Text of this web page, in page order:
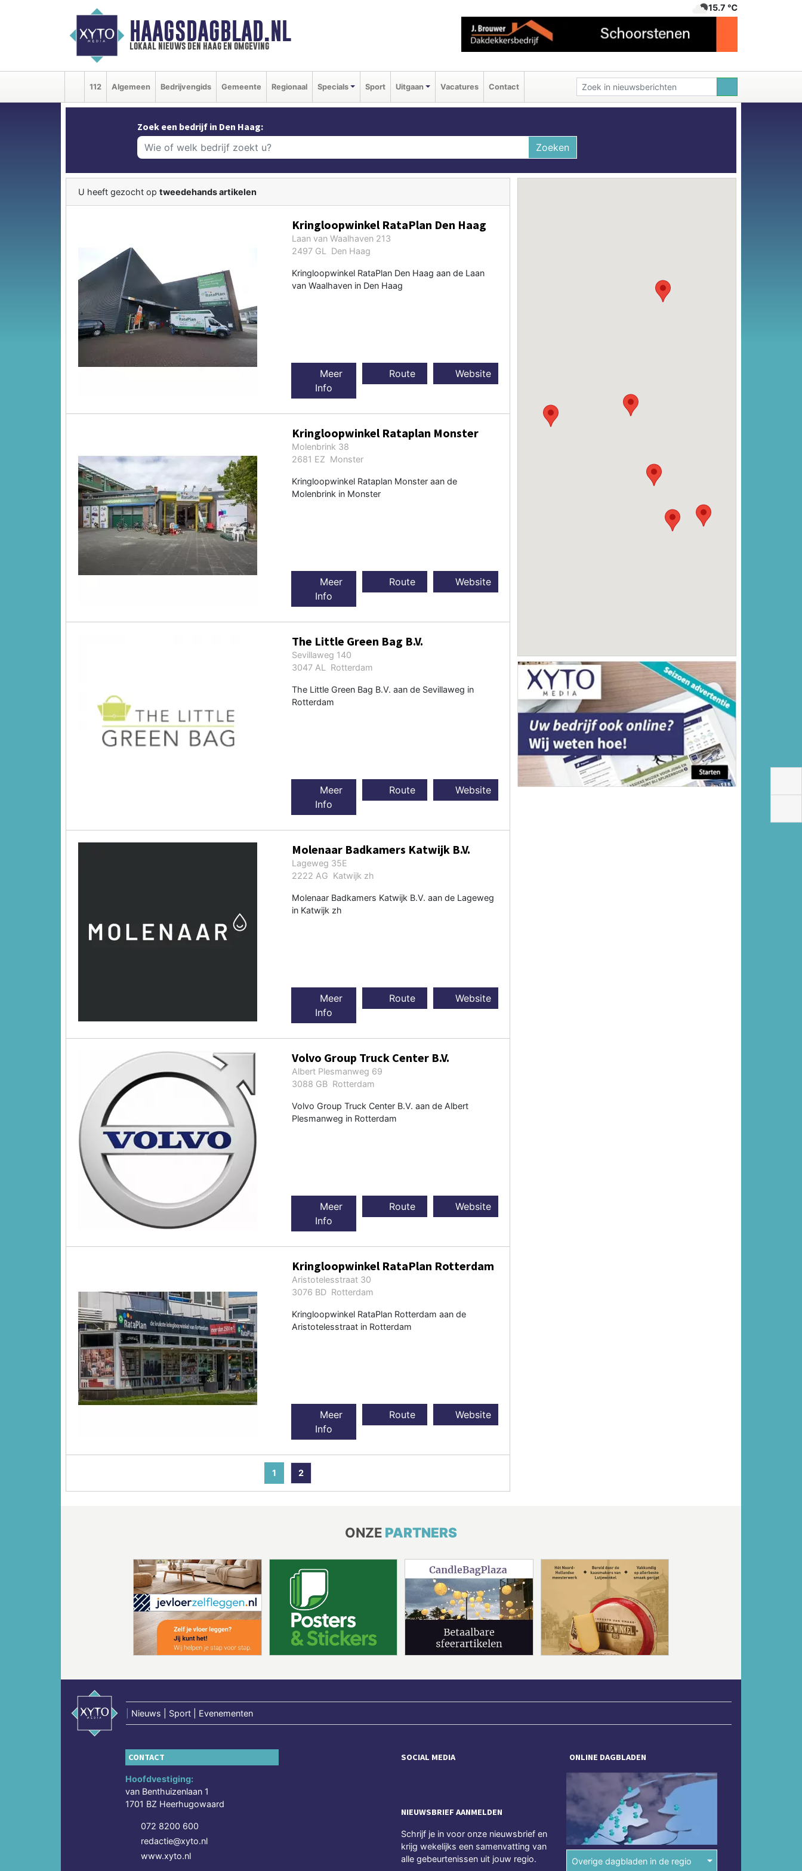
HAAGSDAGBLAD.NL
lokaal nieuws den haag en omgeving
15.7 ℃
112 Algemeen Bedrijvengids Gemeente Regionaal Specials Sport Uitgaan Vacatures Contact
Zoek een bedrijf in Den Haag:
Zoeken
U heeft gezocht op tweedehands artikelen
Kringloopwinkel RataPlan Den Haag
Laan van Waalhaven 213
2497 GL Den Haag
Kringloopwinkel RataPlan Den Haag aan de Laan
van Waalhaven in Den Haag
Meer
Info
Route Website
Kringloopwinkel Rataplan Monster
Molenbrink 38
2681 EZ Monster
Kringloopwinkel Rataplan Monster aan de
Molenbrink in Monster
Meer
Info
Route Website
The Little Green Bag B.V.
Sevillaweg 140
3047 AL Rotterdam
The Little Green Bag B.V. aan de Sevillaweg in
Rotterdam
Meer
Info
Route Website
Molenaar Badkamers Katwijk B.V.
Lageweg 35E
2222 AG Katwijk zh
Molenaar Badkamers Katwijk B.V. aan de Lageweg
in Katwijk zh
Meer
Info
Route Website
Volvo Group Truck Center B.V.
Albert Plesmanweg 69
3088 GB Rotterdam
Volvo Group Truck Center B.V. aan de Albert
Plesmanweg in Rotterdam
Meer
Info
Route Website
Kringloopwinkel RataPlan Rotterdam
Aristotelesstraat 30
3076 BD Rotterdam
Kringloopwinkel RataPlan Rotterdam aan de
Aristotelesstraat in Rotterdam
Meer
Info
Route Website
1 2
ONZE PARTNERS
Nieuws | Sport | Evenementen
CONTACT
Hoofdvestiging:
van Benthuizenlaan 1
1701 BZ Heerhugowaard
072 8200 600
redactie@xyto.nl
www.xyto.nl
SOCIAL MEDIA
NIEUWSBRIEF AANMELDEN
Schrijf je in voor onze nieuwsbrief en
krijg wekelijks een samenvatting van
alle gebeurtenissen uit jouw regio.
ONLINE DAGBLADEN
Overige dagbladen in de regio